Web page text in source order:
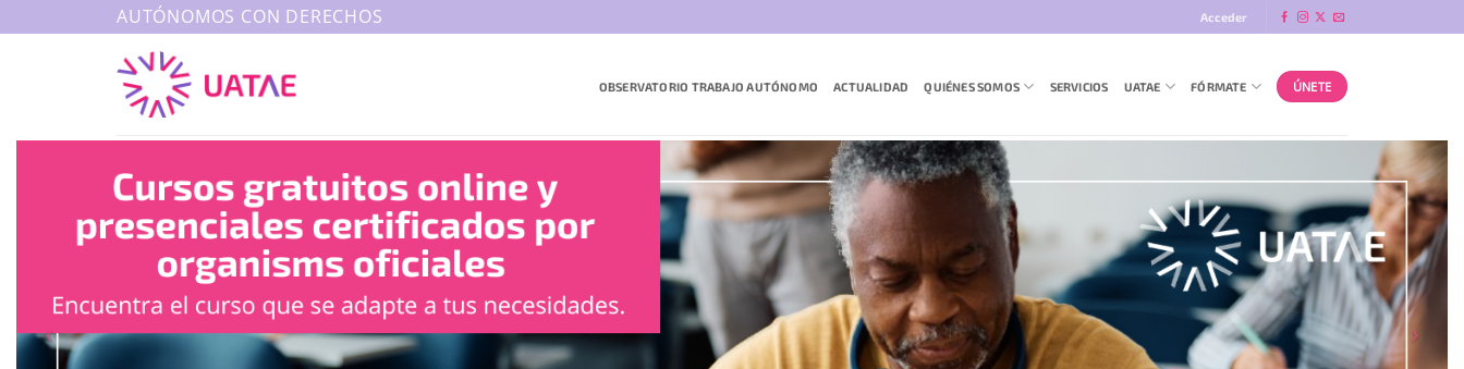
al
AUTÓNOMOS CON DERECHOS Acceder
OBSERVATORIO TRABAJO AUTÓNOMO ACTUALIDAD QUIÉNES SOMOS SERVICIOS UATAE FÓRMATE ÚNETE